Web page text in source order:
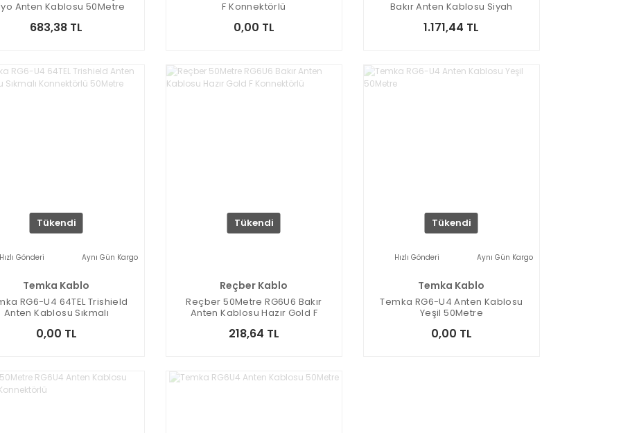
Anten Kablosu 50Metre
683,38 TL
F Konnektörlü
0,00 TL
Bakır Anten Kablosu Siyah
1.171,44 TL
Tükendi
Hızlı Gönderi Aynı Gün Kargo
Temka Kablo
RG6-U4 64TEL Trishield
Anten Kablosu Sıkmalı
0,00 TL
Tükendi
Reçber Kablo
Reçber 50Metre RG6U6 Bakır
Anten Kablosu Hazır Gold F
218,64 TL
Tükendi
Hızlı Gönderi Aynı Gün Kargo
Temka Kablo
Temka RG6-U4 Anten Kablosu
Yeşil 50Metre
0,00 TL